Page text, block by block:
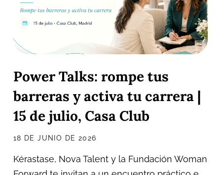
Power Talks: rompe tus
barreras y activa tu carrera |
15 de julio, Casa Club
18 DE JUNIO DE 2026
Kérastase, Nova Talent y la Fundación Woman